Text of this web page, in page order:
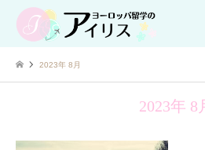
2023年 8月
2023年 8